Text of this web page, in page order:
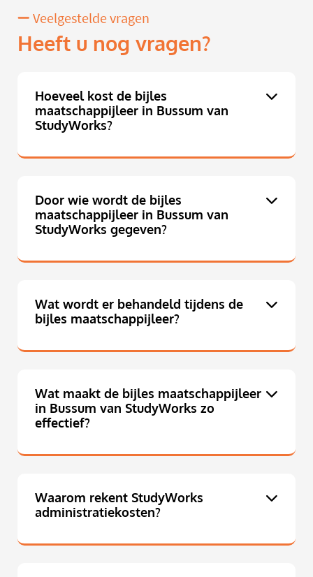
Veelgestelde vragen
Heeft u nog vragen?
Hoeveel kost de bijles
maatschappijleer in Bussum van
StudyWorks?
Door wie wordt de bijles
maatschappijleer in Bussum van
StudyWorks gegeven?
Wat wordt er behandeld tijdens de
bijles maatschappijleer?
Wat maakt de bijles maatschappijleer
in Bussum van StudyWorks zo
effectief?
Waarom rekent StudyWorks
administratiekosten?